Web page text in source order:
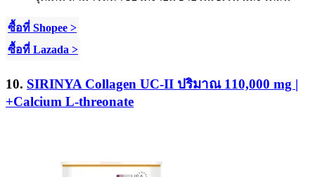
ซื้อที่ Shopee >
ซื้อที่ Lazada >
10. SIRINYA Collagen UC-II ปริมาณ 110,000 mg |
+Calcium L-threonate